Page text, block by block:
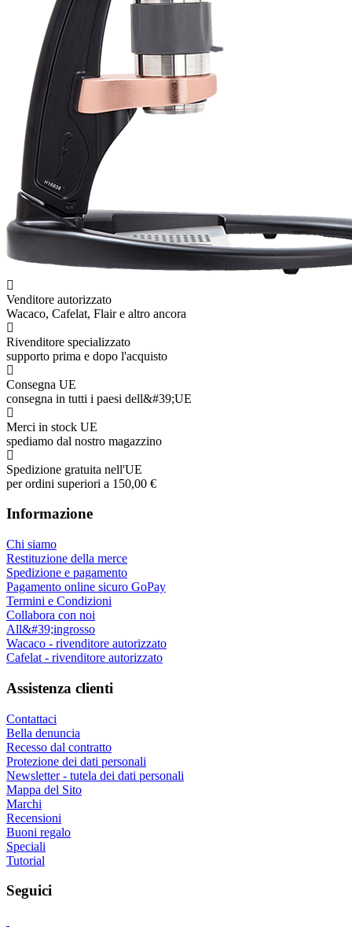
Venditore autorizzato
Wacaco, Cafelat, Flair e altro ancora
Rivenditore specializzato
supporto prima e dopo l'acquisto
Consegna UE
consegna in tutti i paesi dell&#39;UE
Merci in stock UE
spediamo dal nostro magazzino
Spedizione gratuita nell'UE
per ordini superiori a 150,00 €
Informazione
Chi siamo
Restituzione della merce
Spedizione e pagamento
Pagamento online sicuro GoPay
Termini e Condizioni
Collabora con noi
All&#39;ingrosso
Wacaco - rivenditore autorizzato
Cafelat - rivenditore autorizzato
Assistenza clienti
Contattaci
Bella denuncia
Recesso dal contratto
Protezione dei dati personali
Newsletter - tutela dei dati personali
Mappa del Sito
Marchi
Recensioni
Buoni regalo
Speciali
Tutorial
Seguici